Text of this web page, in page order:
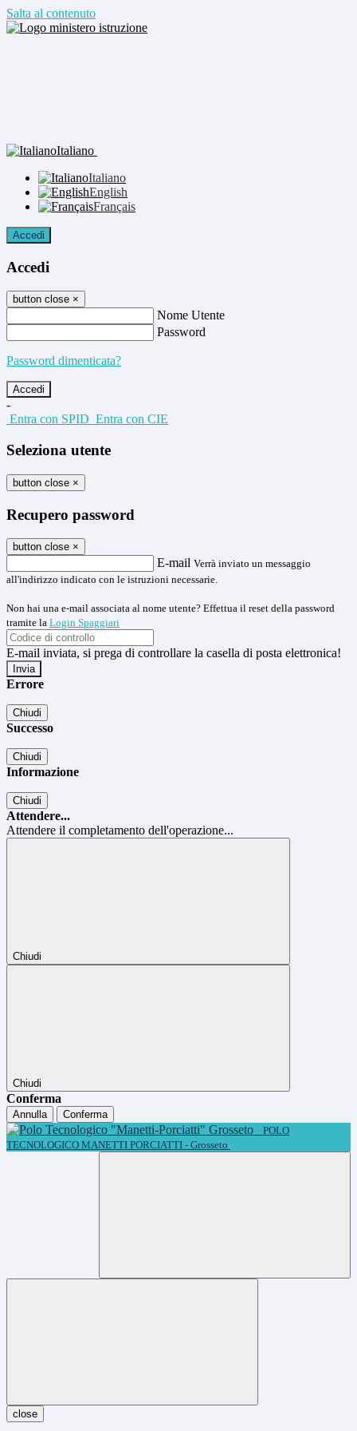
Salta al contenuto
Italiano
Italiano
English
Français
Accedi
Accedi
button close ×
Nome Utente
Password
Password dimenticata?
-
Entra con SPID Entra con CIE
Seleziona utente
button close ×
Recupero password
button close ×
E-mail Verrà inviato un messaggio
all'indirizzo indicato con le istruzioni necessarie.
Non hai una e-mail associata al nome utente? Effettua il reset della password
tramite la Login Spaggiari
E-mail inviata, si prega di controllare la casella di posta elettronica!
Errore
Chiudi
Successo
Chiudi
Informazione
Chiudi
Attendere...
Attendere il completamento dell'operazione...
Chiudi
Chiudi
Conferma
Annulla
Conferma
POLO
TECNOLOGICO MANETTI PORCIATTI - Grosseto
close